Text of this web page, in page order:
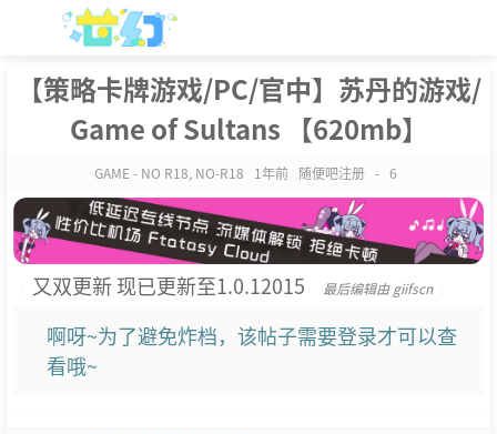
【策略卡牌游戏/PC/官中】苏丹的游戏/
Game of Sultans 【620mb】
GAME - NO R18, NO-R18 1年前 随便吧注册 - 6
又双更新 现已更新至1.0.12015 最后编辑由 giifscn
啊呀~为了避免炸档，该帖子需要登录才可以查
看哦~